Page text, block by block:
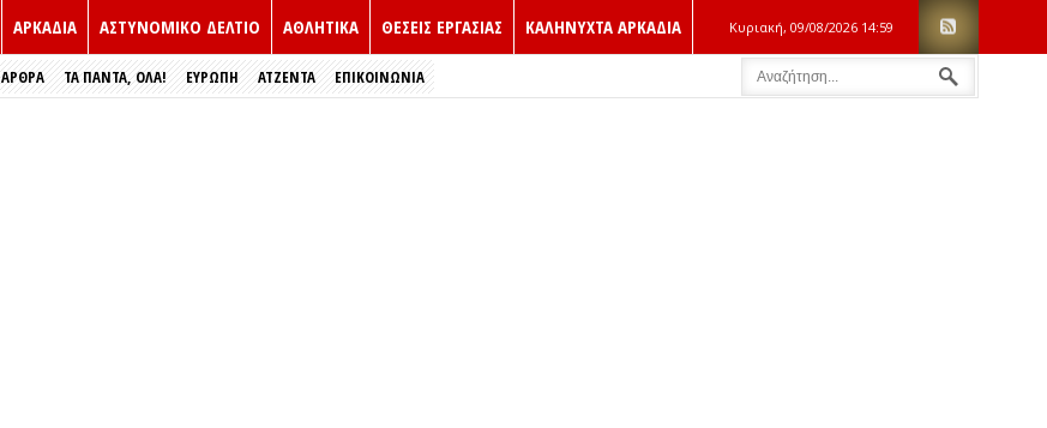
ΑΡΚΑΔΙΑ ΑΣΤΥΝΟΜΙΚΟ ΔΕΛΤΙΟ ΑΘΛΗΤΙΚΑ ΘΕΣΕΙΣ ΕΡΓΑΣΙΑΣ ΚΑΛΗΝΥΧΤΑ ΑΡΚΑΔΙΑ Κυριακή, 09/08/2026 14:59
ΑΡΘΡΑ ΤΑ ΠΑΝΤΑ, ΟΛΑ! ΕΥΡΏΠΗ ΑΤΖΕΝΤΑ ΕΠΙΚΟΙΝΩΝΙΑ